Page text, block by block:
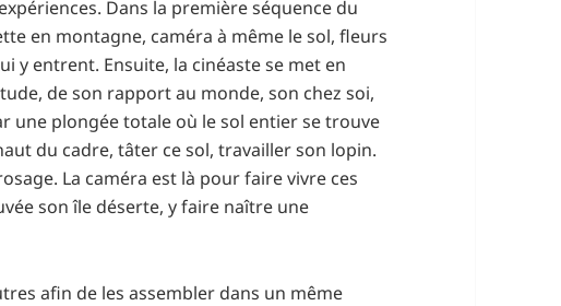
Dans la première séquence du
en montagne, caméra à même le sol, fleurs
y entrent. Ensuite, la cinéaste se met en
de son rapport au monde, son chez soi,
une plongée totale où le sol entier se trouve
du cadre, tâter ce sol, travailler son lopin.
La caméra est là pour faire vivre ces
son île déserte, y faire naître une
afin de les assembler dans un même